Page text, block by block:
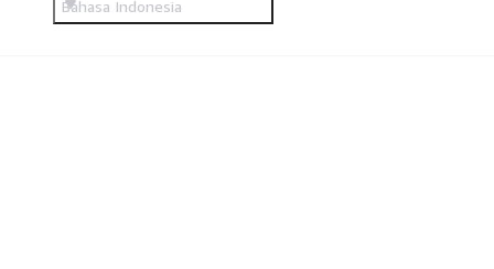
Bahasa Indonesia